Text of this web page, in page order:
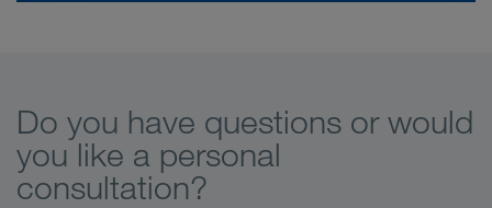
Do you have questions or would
you like a personal
consultation?